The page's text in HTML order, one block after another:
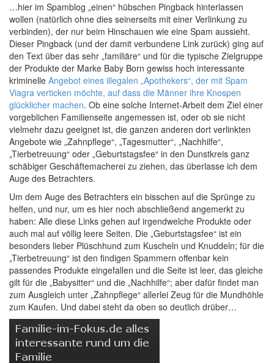
…hier im Spamblog „einen“ hübschen Pingback hinterlassen
wollen (natürlich ohne dies seinerseits mit einer Verlinkung zu
verbinden), der nur beim Hinschauen wie eine Spam aussieht.
Dieser Pingback (und der damit verbundene Link zurück) ging auf
den Text über das sehr „familiäre“ und für die typische Zielgruppe
der Produkte der Marke Baby Born gewiss hoch interessante
kriminelle Angebot eines illegalen „Apothekers“, der mit Spam
Viagra verticken möchte, auf dass die Männer ihre Knospen
glücklicher machen. Ob eine solche Internet-Arbeit dem Ziel einer
vorgeblichen Familienseite angemessen ist, oder ob sie nicht
vielmehr dazu geeignet ist, die ganzen anderen dort verlinkten
Angebote wie „Zahnpflege“, „Tagesmutter“, „Nachhilfe“,
„Tierbetreuung“ oder „Geburtstagsfee“ in den Dunstkreis ganz
schäbiger Geschäftemacherei zu ziehen, das überlasse ich dem
Auge des Betrachters.
Um dem Auge des Betrachters ein bisschen auf die Sprünge zu
helfen, und nur, um es hier noch abschließend angemerkt zu
haben: Alle diese Links gehen auf irgendwelche Produkte oder
auch mal auf völlig leere Seiten. Die „Geburtstagsfee“ ist ein
besonders lieber Plüschhund zum Kuscheln und Knuddeln; für die
„Tierbetreuung“ ist den findigen Spammern offenbar kein
passendes Produkte eingefallen und die Seite ist leer, das gleiche
gilt für die „Babysitter“ und die „Nachhilfe“; aber dafür findet man
zum Ausgleich unter „Zahnpflege“ allerlei Zeug für die Mundhöhle
zum Kaufen. Und dabei steht da oben so deutlich drüber…